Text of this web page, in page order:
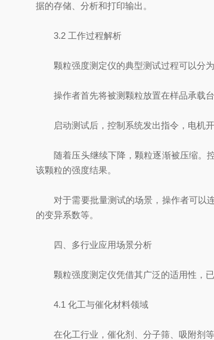
据的存储、分析和打印输出。
3.2 工作过程解析
颗粒强度测定仪的典型测试过程可以分为
操作者首先将被测颗粒放置在样品承载台
启动测试后，控制系统发出指令，电机开
随着压头继续下降，颗粒逐渐被压缩。控
该颗粒的强度结果。
对于需要批量测试的场景，操作者可以连
的变异系数等。
四、多行业应用场景分析
颗粒强度测定仪凭借其广泛的适用性，已
4.1 化工与催化材料领域
在化工行业，催化剂、分子筛、吸附剂等